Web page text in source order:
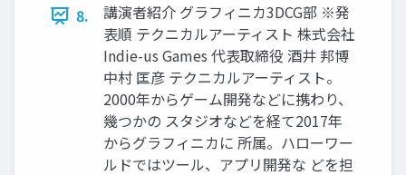
8.
講演者紹介 グラフィニカ3DCG部 ※発
表順 テクニカルアーティスト 株式会社
Indie-us Games 代表取締役 酒井 邦博
中村 匡彦 テクニカルアーティスト。
2000年からゲーム開発などに携わり、
幾つかの スタジオなどを経て2017年
からグラフィニカに 所属。ハローワー
ルドではツール、アプリ開発な どを担